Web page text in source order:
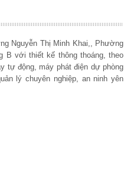
Nguyễn Thị Minh Khai,, Phường
B với thiết kế thông thoáng, theo
tự động, máy phát điện dự phòng
lý chuyên nghiệp, an ninh yên